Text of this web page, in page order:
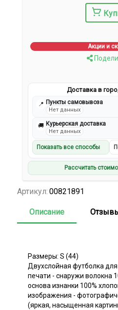
Акции и
Доставка в
📍 Пункты самовывоза
Нет данных
🚚 Курьерская доставка
Нет данных
Показать все способы
Рассчитать
Артикул: 00821891
Описание
Размеры: S (44)
Двухслойная футболка
печати - снаружи волокна
основа изнанки 100%
изображения -
(яркая, насыщенная